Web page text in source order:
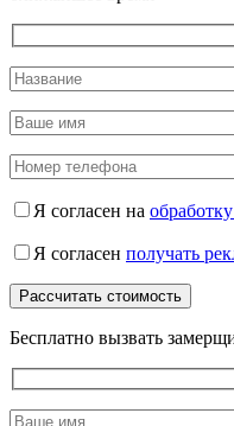
Я согласен на
Я согласен получать
Бесплатно вызвать